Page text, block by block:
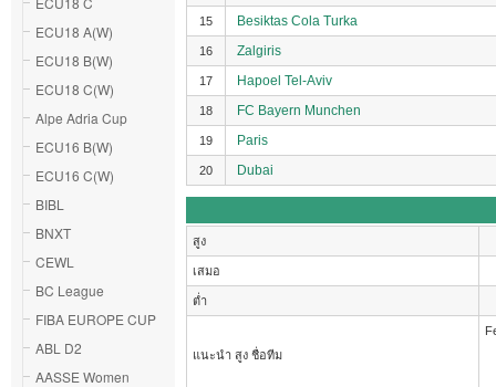
ECU18 A(W)
ECU18 B(W)
ECU18 C(W)
Alpe Adria Cup
ECU16 B(W)
ECU16 C(W)
BIBL
BNXT
CEWL
BC League
FIBA EUROPE CUP
ABL D2
AASSE Women
15 Besiktas Cola Turka
16 Zalgiris
17 Hapoel Tel-Aviv
18 FC Bayern Munchen
19 Paris
20 Dubai
สูง
เสมอ
ต่ำ
แนะนำ สูง ชื่อทีม